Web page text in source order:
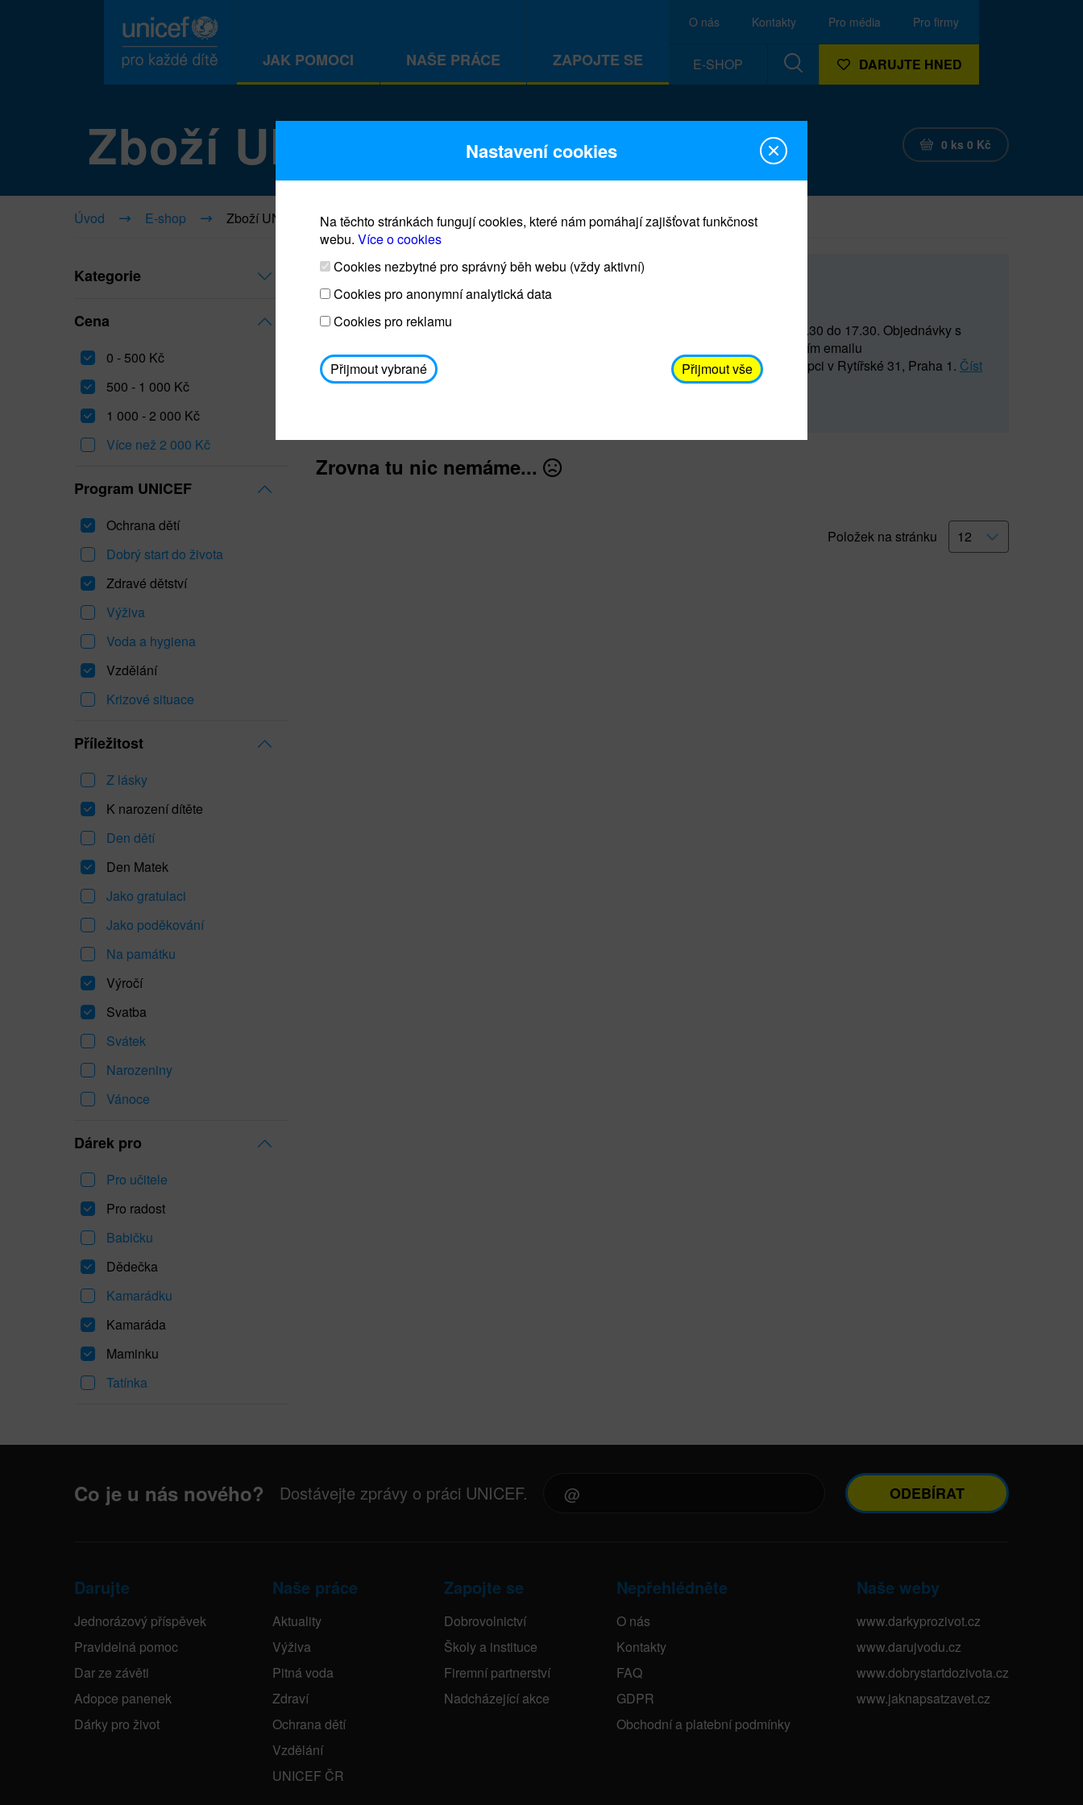
JAK POMOCI NAŠE PRÁCE ZAPOJTE SE
O nás Kontakty Pro média Pro firmy
E-SHOP DARUJTE HNED
Zboží UNICEF 0 ks 0 Kč
Úvod E-shop Zboží UNICEF
Kategorie
Cena
0 - 500 Kč
500 - 1 000 Kč
1 000 - 2 000 Kč
Více než 2 000 Kč
Program UNICEF
Ochrana dětí
Dobrý start do života
Zdravé dětství
Výživa
Voda a hygiena
Vzdělání
Krizové situace
Příležitost
Z lásky
K narození dítěte
Den dětí
Den Matek
Jako gratulaci
Jako poděkování
Na památku
Výročí
Svatba
Svátek
Narozeniny
Vánoce
Dárek pro
Pro učitele
Pro radost
Babičku
Dědečka
Kamarádku
Kamaráda
Maminku
Tatínka
Prodej blahopřání a dárků UNICEF
Prodejna UNICEF bude otevřena každý čtvrtek o 11 do 15 a od 15.30 do 17.30. Objednávky s
osobním odběrem je možné vyzvednout po domluvě (prostřednictvím emailu
avodickova@unicef.cz nebo telefonním čísle 606 655 547) na recepci v Rytířské 31, Praha 1. Číst
dále
Zrovna tu nic nemáme...
Položek na stránku
Co je u nás nového? Dostávejte zprávy o práci UNICEF. ODEBÍRAT
Darujte
Jednorázový příspěvek
Pravidelná pomoc
Dar ze závěti
Adopce panenek
Dárky pro život
Naše práce
Aktuality
Výživa
Pitná voda
Zdraví
Ochrana dětí
Vzdělání
UNICEF ČR
Zapojte se
Dobrovolnictví
Školy a instituce
Firemní partnerství
Nadcházející akce
Nepřehlédněte
O nás
Kontakty
FAQ
GDPR
Obchodní a platební podmínky
Naše weby
www.darkyprozivot.cz
www.darujvodu.cz
www.dobrystartdozivota.cz
www.jaknapsatzavet.cz
Nastavení cookies
Na těchto stránkách fungují cookies, které nám pomáhají zajišťovat funkčnost
webu. Více o cookies
Cookies nezbytné pro správný běh webu (vždy aktivní)
Cookies pro anonymní analytická data
Cookies pro reklamu
Přijmout vybrané Přijmout vše